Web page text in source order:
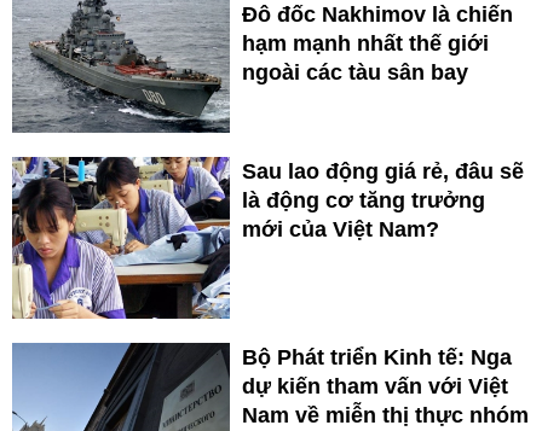
Đô đốc Nakhimov là chiến
hạm mạnh nhất thế giới
ngoài các tàu sân bay
Sau lao động giá rẻ, đâu sẽ
là động cơ tăng trưởng
mới của Việt Nam?
Bộ Phát triển Kinh tế: Nga
dự kiến tham vấn với Việt
Nam về miễn thị thực nhóm